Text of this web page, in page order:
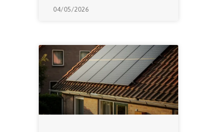
04/05/2026